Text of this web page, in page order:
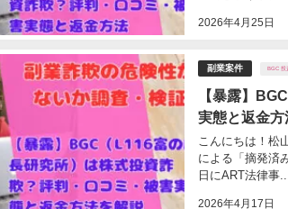
2026年4月25日
副業案件 BGC 投
【暴露】
実態と返金方
2026年4月17日
こんにちは！松
による「摘発済
日にART法律事...